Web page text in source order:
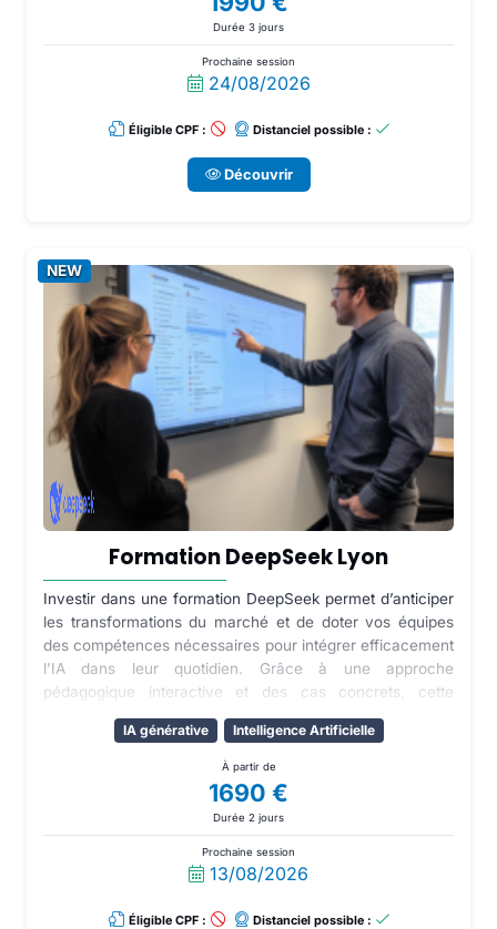
professionnelle reconnue.
Durée 3 jours
Prochaine session
24/08/2026
Éligible CPF : Distanciel possible :
Découvrir
NEW
Formation DeepSeek Lyon
Investir dans une formation DeepSeek permet d’anticiper
les transformations du marché et de doter vos équipes
des compétences nécessaires pour intégrer efficacement
l’IA dans leur quotidien. Grâce à une approche
pédagogique interactive et des cas concrets, cette
formation vous aidera à exploiter tout le potentiel de
DeepSeek et à en faire un véritable atout pour votre
entreprise.
IA générative Intelligence Artificielle
À partir de
1690 €
Durée 2 jours
Prochaine session
13/08/2026
Éligible CPF : Distanciel possible :